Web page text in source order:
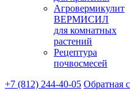
Агровермикулит
ВЕРМИСИЛ
для комнатных
растений
Рецептура
почвосмесей
+7 (812) 244-40-05 Обратная